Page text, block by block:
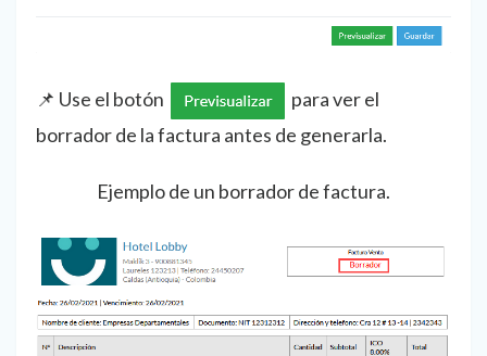
📌 Use el botón
para ver el
borrador de la factura antes de generarla.
Ejemplo de un borrador de factura.